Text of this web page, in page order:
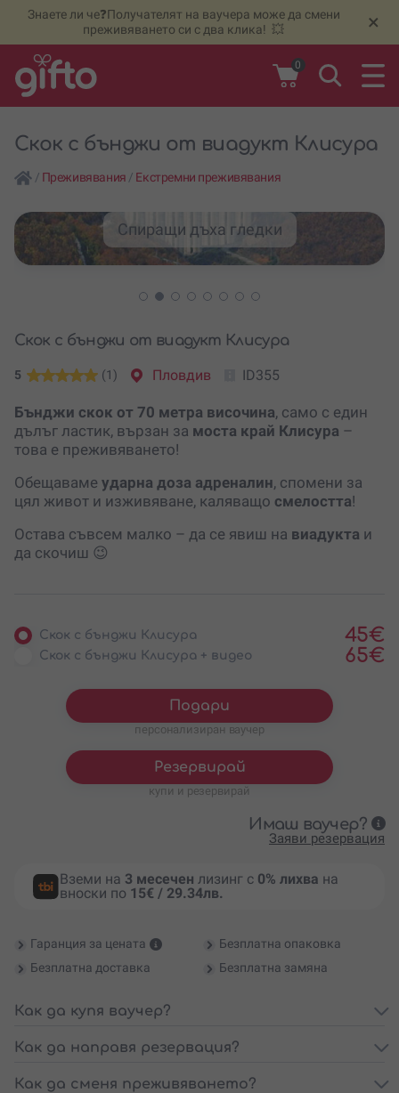
Знаете ли че❓Получателят на ваучера може да смени
преживяването си с два клика! 💥
×
0
Скок с бънджи от виадукт Клисура
/ Преживявания / Екстремни преживявания
Спиращи дъха гледки
Скок с бънджи от виадукт Клисура
5 (1) Пловдив ID355
Бънджи скок от 70 метра височина, само с един
дълъг ластик, вързан за моста край Клисура –
това е преживяването!
Обещаваме ударна доза адреналин, спомени за
цял живот и изживяване, каляващо смелостта!
Остава съвсем малко – да се явиш на виадукта и
да скочиш 😉
Скок с бънджи Клисура 45€
Скок с бънджи Клисура + видео 65€
Подари
персонализиран ваучер
Резервирай
купи и резервирай
Имаш ваучер?
Заяви резервация
Вземи на 3 месечен лизинг с 0% лихва на
вноски по 15€ / 29.34лв.
Гаранция за цената
Безплатна опаковка
Безплатна доставка
Безплатна замяна
Как да купя ваучер?
Как да направя резервация?
Как да сменя преживяването?